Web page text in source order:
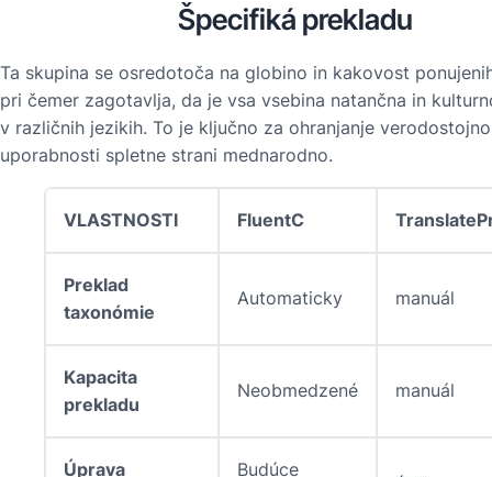
Špecifiká prekladu
Ta skupina se osredotoča na globino in kakovost
pri čemer zagotavlja, da je vsa vsebina natančna in
v različnih jezikih. To je ključno za ohranjanje
uporabnosti spletne strani mednarodno.
VLASTNOSTI FluentC
Preklad
taxonómie
Automaticky manuál
Kapacita
prekladu
Neobmedzené manuál
Úprava
Budúce